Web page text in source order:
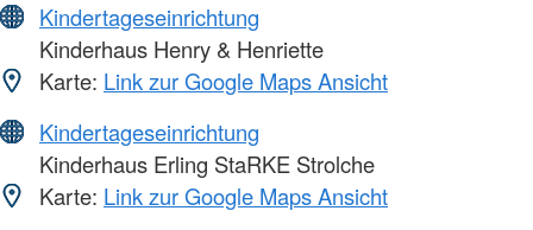
Kindertageseinrichtung
Kinderhaus Henry & Henriette
Karte: Link zur Google Maps Ansicht
Kindertageseinrichtung
Kinderhaus Erling StaRKE Strolche
Karte: Link zur Google Maps Ansicht